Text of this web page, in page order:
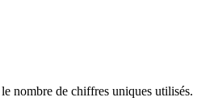
nombre de chiffres uniques utilisés.